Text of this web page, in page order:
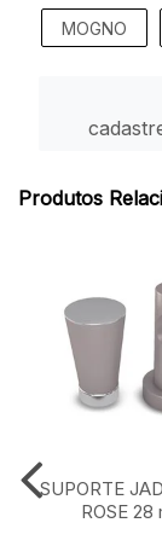
MOGNO
Produtos
SUPORTE
ROSE 28